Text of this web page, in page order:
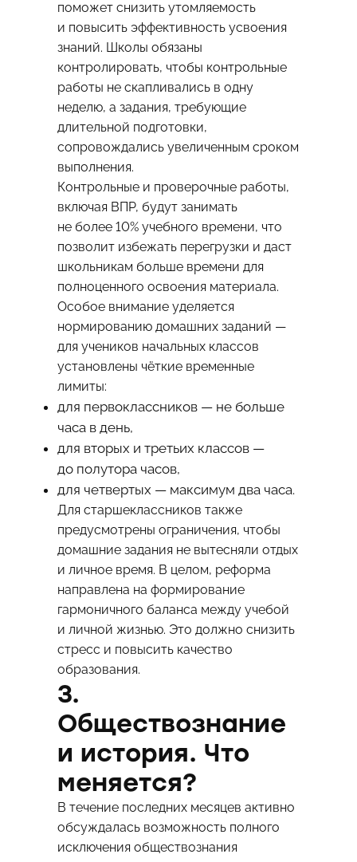
поможет снизить утомляемость
и повысить эффективность усвоения
знаний. Школы обязаны
контролировать, чтобы контрольные
работы не скапливались в одну
неделю, а задания, требующие
длительной подготовки,
сопровождались увеличенным сроком
выполнения.
Контрольные и проверочные работы,
включая ВПР, будут занимать
не более 10% учебного времени, что
позволит избежать перегрузки и даст
школьникам больше времени для
полноценного освоения материала.
Особое внимание уделяется
нормированию домашних заданий —
для учеников начальных классов
установлены чёткие временные
лимиты:
для первоклассников — не больше
часа в день,
для вторых и третьих классов —
до полутора часов,
для четвертых — максимум два часа.
Для старшеклассников также
предусмотрены ограничения, чтобы
домашние задания не вытесняли отдых
и личное время. В целом, реформа
направлена на формирование
гармоничного баланса между учебой
и личной жизнью. Это должно снизить
стресс и повысить качество
образования.
3.
Обществознание
и история. Что
меняется?
В течение последних месяцев активно
обсуждалась возможность полного
исключения обществознания